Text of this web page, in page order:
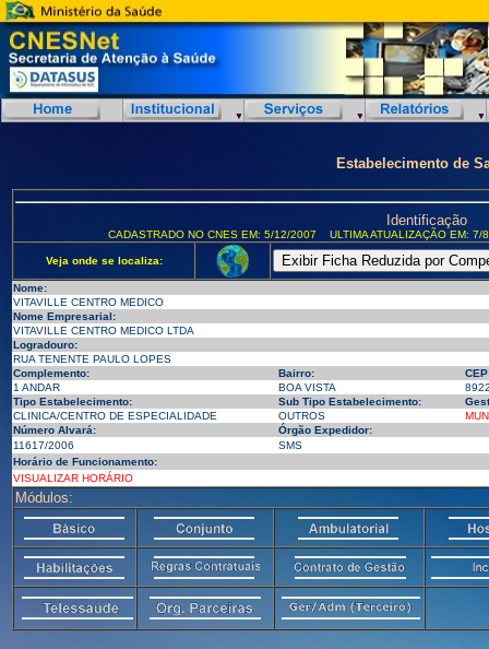
Estabelecimento de
Identificação
CADASTRADO NO CNES EM: 5/12/2007 ULTIMA ATUALIZAÇÃO EM:
Veja onde se localiza:
Nome:
VITAVILLE CENTRO MEDICO
Nome Empresarial:
VITAVILLE CENTRO MEDICO LTDA
Logradouro:
RUA TENENTE PAULO LOPES
Complemento:
Bairro:
1 ANDAR
BOA VISTA
Tipo Estabelecimento:
Sub Tipo Estabelecimento:
CLINICA/CENTRO DE ESPECIALIDADE
OUTROS
Número Alvará:
Órgão Expedidor:
11617/2006
SMS
Horário de Funcionamento:
VISUALIZAR HORÁRIO
Módulos: